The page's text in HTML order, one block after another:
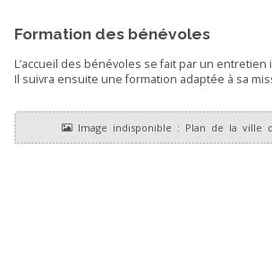
Formation des bénévoles
L’accueil des bénévoles se fait par un entretien
Il suivra ensuite une formation adaptée à sa